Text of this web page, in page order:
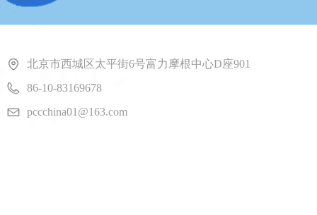
北京市西城区太平街6号富力摩根中心D座901
86-10-83169678
pccchina01@163.com